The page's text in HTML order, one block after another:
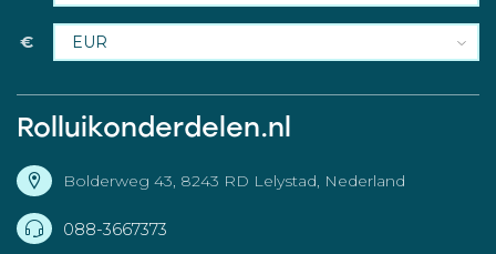
€
Rolluikonderdelen.nl
Bolderweg 43, 8243 RD Lelystad, Nederland
088-3667373